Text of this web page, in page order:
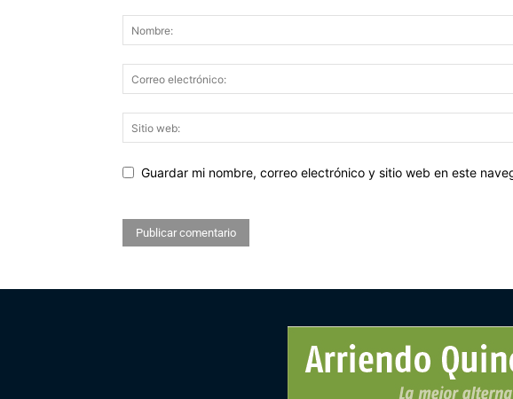
Guardar mi nombre, correo electrónico y sitio web en este